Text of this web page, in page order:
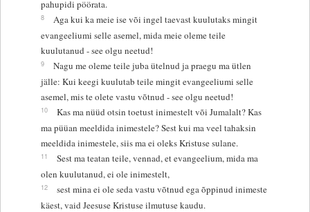
pahupidi pöörata.
8
Aga kui ka meie ise või ingel taevast kuulutaks mingit
evangeeliumi selle asemel, mida meie oleme teile
kuulutanud - see olgu neetud!
9
Nagu me oleme teile juba ütelnud ja praegu ma ütlen
jälle: Kui keegi kuulutab teile mingit evangeeliumi selle
asemel, mis te olete vastu võtnud - see olgu neetud!
10
Kas ma nüüd otsin toetust inimestelt või Jumalalt? Kas
ma püüan meeldida inimestele? Sest kui ma veel tahaksin
meeldida inimestele, siis ma ei oleks Kristuse sulane.
11
Sest ma teatan teile, vennad, et evangeelium, mida ma
olen kuulutanud, ei ole inimestelt,
12
sest mina ei ole seda vastu võtnud ega õppinud inimeste
käest, vaid Jeesuse Kristuse ilmutuse kaudu.